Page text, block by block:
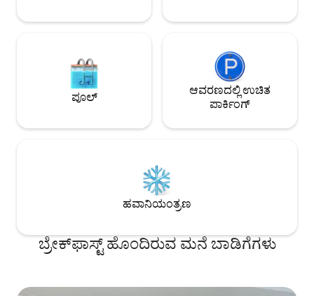
ಪೂಲ್
ಆವರಣದಲ್ಲಿ ಉಚಿತ
ಪಾರ್ಕಿಂಗ್
ಹವಾನಿಯಂತ್ರಣ
ಬ್ರೇಕ್‍‍ಫಾಸ್ಟ್ ಹೊಂದಿರುವ ಮನೆ ಬಾಡಿಗೆಗಳು